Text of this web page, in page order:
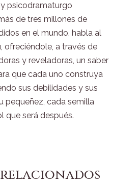
psicodramaturgo
de tres millones de
en el mundo, habla al
ofreciéndole, a través de
y reveladoras, un saber
que cada uno construya
sus debilidades y sus
pequeñez, cada semilla
que será después.